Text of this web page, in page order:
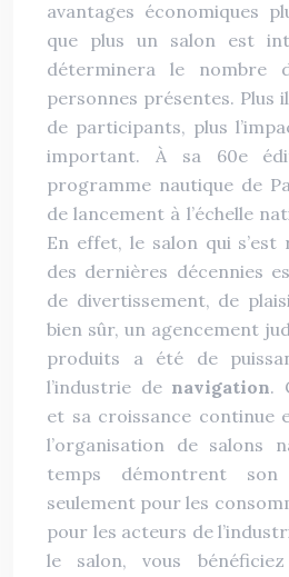
avantages économiques
que plus un salon est
déterminera le nombre
personnes présentes. Plus
de participants, plus
important. À sa 60e
programme nautique de
de lancement à l’échelle
En effet, le salon qui s’est
des dernières décennies
de divertissement, de
bien sûr, un agencement
produits a été de
l’industrie de navigation.
et sa croissance continue
l’organisation de salons
temps démontrent
seulement pour les
pour les acteurs de
le salon, vous bénéficiez